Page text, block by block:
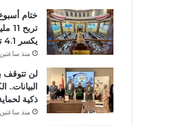
ختام
يكسر 4.1 تريليون
منذ ساعتين
لن تتوقف
البيانات..
ذكية
منذ ساعتين